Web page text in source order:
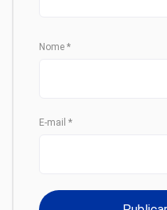
Nome *
E-mail *